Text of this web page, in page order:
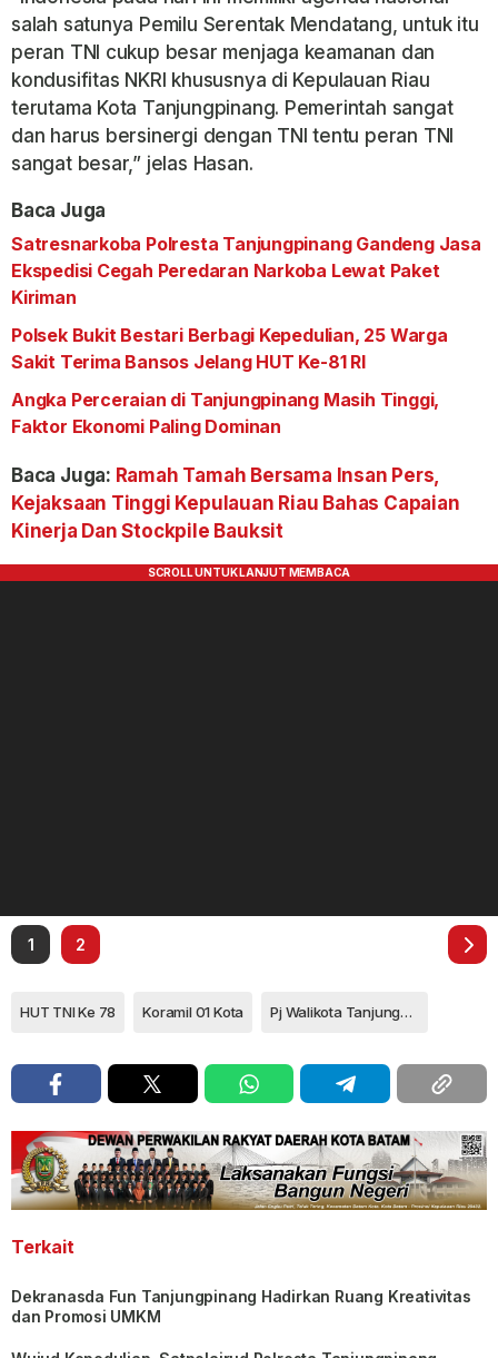
salah satunya Pemilu Serentak Mendatang, untuk itu
peran TNI cukup besar menjaga keamanan dan
kondusifitas NKRI khususnya di Kepulauan Riau
terutama Kota Tanjungpinang. Pemerintah sangat
dan harus bersinergi dengan TNI tentu peran TNI
sangat besar,” jelas Hasan.
Baca Juga
Satresnarkoba Polresta Tanjungpinang Gandeng Jasa
Ekspedisi Cegah Peredaran Narkoba Lewat Paket
Kiriman
Polsek Bukit Bestari Berbagi Kepedulian, 25 Warga
Sakit Terima Bansos Jelang HUT Ke-81 RI
Angka Perceraian di Tanjungpinang Masih Tinggi,
Faktor Ekonomi Paling Dominan
Baca Juga: Ramah Tamah Bersama Insan Pers,
Kejaksaan Tinggi Kepulauan Riau Bahas Capaian
Kinerja Dan Stockpile Bauksit
1 2
HUT TNI Ke 78 Koramil 01 Kota Pj Walikota Tanjungpinang Hasan
Terkait
Dekranasda Fun Tanjungpinang Hadirkan Ruang Kreativitas
dan Promosi UMKM